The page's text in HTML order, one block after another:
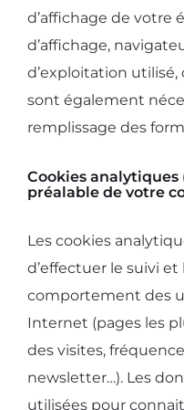
d’affichage de votre
d’affichage,
d’exploitation utilisé,
sont également
remplissage des
Cookies
préalable de votre
Les cookies
d’effectuer le suivi et
comportement des
Internet (pages les
des visites,
newsletter…). Les
utilisées pour